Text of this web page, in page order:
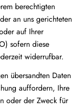
berechtigten
an uns gerichteten
auf Ihrer
sofern diese
widerrufbar.
übersandten Daten
auffordern, Ihre
oder der Zweck für